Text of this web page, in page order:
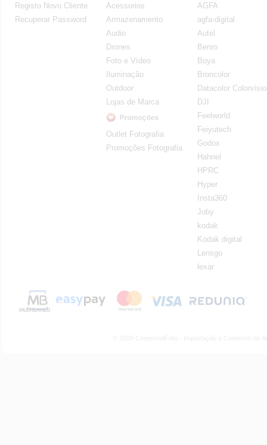
Registo Novo Cliente
Recuperar Password
Acessorios
Armazenamento
Audio
Drones
Foto e Vídeo
Iluminação
Outdoor
Lojas de Marca
Outlet Fotografia
Promoções Fotografia
AGFA
agfa-digital
Autel
Benro
Boya
Broncolor
Datacolor
DJI
Feelworld
Feiyutech
Godox
Hahnel
HPRC
Hyper
Insta360
Joby
kodak
Kodak digital
Lensgo
lexar